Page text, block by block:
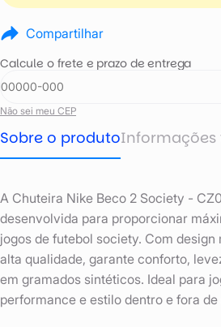
Compartilhar
Calcule o frete e prazo de entrega
Não sei meu CEP
Sobre o produtoInformações
A Chuteira Nike Beco 2 Society -
desenvolvida para proporcionar
jogos de futebol society. Com
alta qualidade, garante conforto,
em gramados sintéticos. Ideal para
performance e estilo dentro e fora de